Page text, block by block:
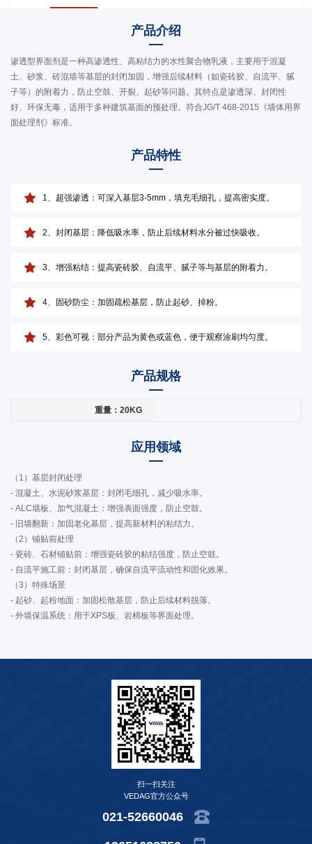
产品介绍
渗透型界面剂是一种高渗透性、高粘结力的水性聚合物乳液，主要用于混凝
土、砂浆、砖混墙等基层的封闭加固，增强后续材料（如瓷砖胶、自流平、腻
子等）的附着力，防止空鼓、开裂、起砂等问题。其特点是渗透深、封闭性
好、环保无毒，适用于多种建筑基面的预处理。符合JG/T 468-2015《墙体用界
面处理剂》标准。
产品特性
1、超强渗透：可深入基层3-5mm，填充毛细孔，提高密实度。
2、封闭基层：降低吸水率，防止后续材料水分被过快吸收。
3、增强粘结：提高瓷砖胶、自流平、腻子等与基层的附着力。
4、固砂防尘：加固疏松基层，防止起砂、掉粉。
5、彩色可视：部分产品为黄色或蓝色，便于观察涂刷均匀度。
产品规格
重量：20KG
应用领域
（1）基层封闭处理
- 混凝土、水泥砂浆基层：封闭毛细孔，减少吸水率。
- ALC墙板、加气混凝土：增强表面强度，防止空鼓。
- 旧墙翻新：加固老化基层，提高新材料的粘结力。
（2）铺贴前处理
- 瓷砖、石材铺贴前：增强瓷砖胶的粘结强度，防止空鼓。
- 自流平施工前：封闭基层，确保自流平流动性和固化效果。
（3）特殊场景
- 起砂、起粉地面：加固松散基层，防止后续材料脱落。
- 外墙保温系统：用于XPS板、岩棉板等界面处理。
扫一扫关注
VEDAG官方公众号
021-52660046